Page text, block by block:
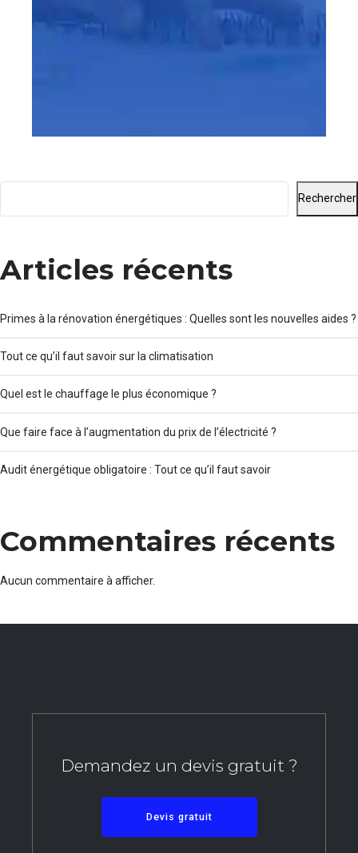
Rechercher
Articles récents
Primes à la rénovation énergétiques : Quelles sont les nouvelles aides ?
Tout ce qu’il faut savoir sur la climatisation
Quel est le chauffage le plus économique ?
Que faire face à l’augmentation du prix de l’électricité ?
Audit énergétique obligatoire : Tout ce qu’il faut savoir
Commentaires récents
Aucun commentaire à afficher.
Demandez un devis gratuit ?
Devis gratuit